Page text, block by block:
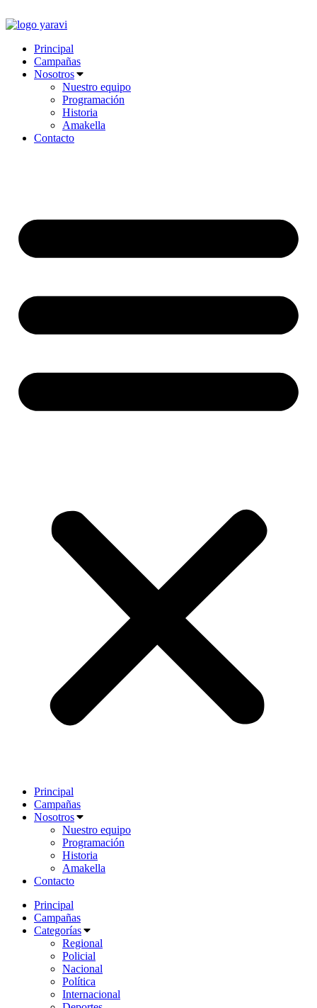
al
Principal
Campañas
Nosotros
Nuestro equipo
Programación
Historia
Amakella
Contacto
Principal
Campañas
Nosotros
Nuestro equipo
Programación
Historia
Amakella
Contacto
Principal
Campañas
Categorías
Regional
Policial
Nacional
Política
Internacional